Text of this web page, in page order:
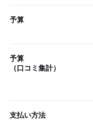
予算
予算
（口コミ集計）
支払い方法